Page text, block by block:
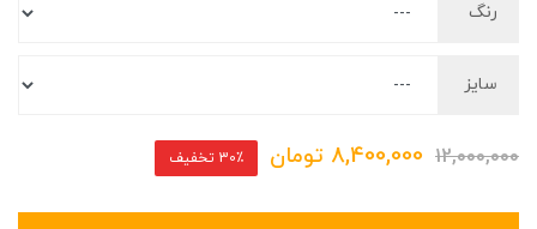
رنگ
سایز
12,000,000
8,400,000 تومان 30٪ تخفیف